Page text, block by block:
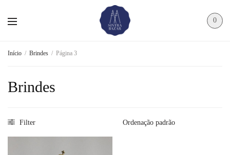
0
Início / Brindes / Página 3
Brindes
Filter